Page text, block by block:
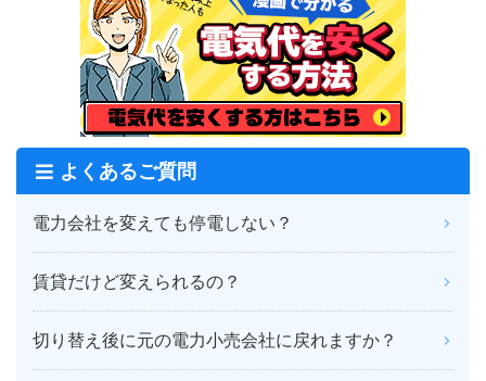
よくあるご質問
電力会社を変えても停電しない？
賃貸だけど変えられるの？
切り替え後に元の電力小売会社に戻れますか？